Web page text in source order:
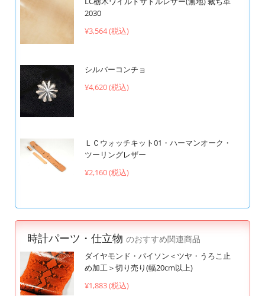
2030
¥3,564 (税込)
シルバーコンチョ
¥4,620 (税込)
ＬＣウォッチキット01・ハーマンオーク・
ツーリングレザー
¥2,160 (税込)
時計パーツ・仕立物 のおすすめ関連商品
ダイヤモンド・パイソン＜ツヤ・うろこ止
め加工＞切り売り(幅20cm以上)
¥1,883 (税込)